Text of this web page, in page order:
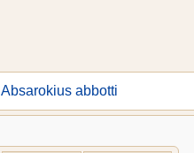
Absarokius abbotti